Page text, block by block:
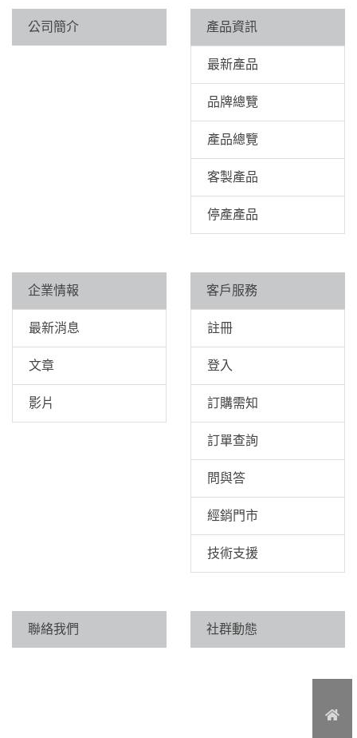
公司簡介 產品資訊
最新產品
品牌總覽
產品總覽
客製產品
停產產品
企業情報
最新消息
文章
影片
客戶服務
註冊
登入
訂購需知
訂單查詢
問與答
經銷門市
技術支援
聯絡我們 社群動態